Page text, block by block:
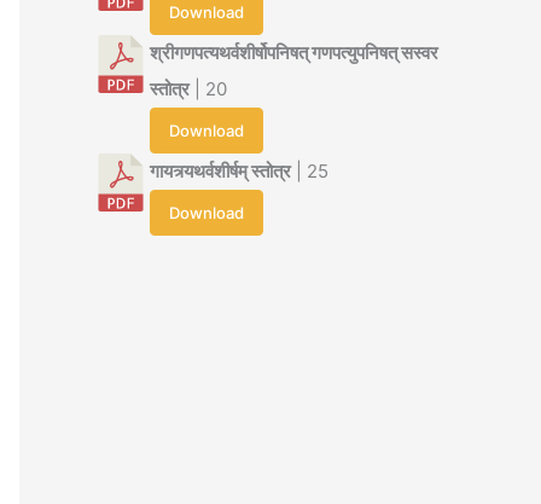
Download
श्रीगणपत्यथर्वशीर्षोपनिषत् गणपत्युपनिषत् सस्वर
स्तोत्र| 20
Download
गायत्र्यथर्वशीर्षम् स्तोत्र| 25
Download